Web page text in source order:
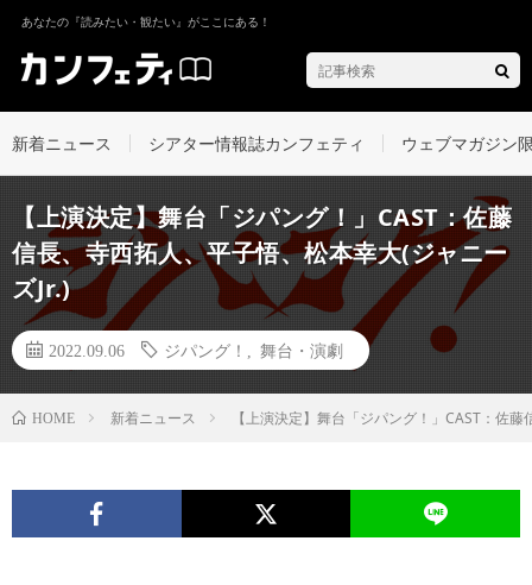
あなたの『読みたい・観たい』がここにある！
新着ニュース シアター情報誌カンフェティ ウェブマガジン
【上演決定】舞台「ジパング！」CAST：佐藤
信長、寺西拓人、平子悟、松本幸大(ジャニー
ズJr.)
2022.09.06 ジパング！ 舞台・演劇
HOME 新着ニュース 【上演決定】舞台「ジパング！」CAST：佐